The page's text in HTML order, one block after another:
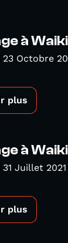
à
23 Octobre
plus
à
31 Juillet 2021
plus